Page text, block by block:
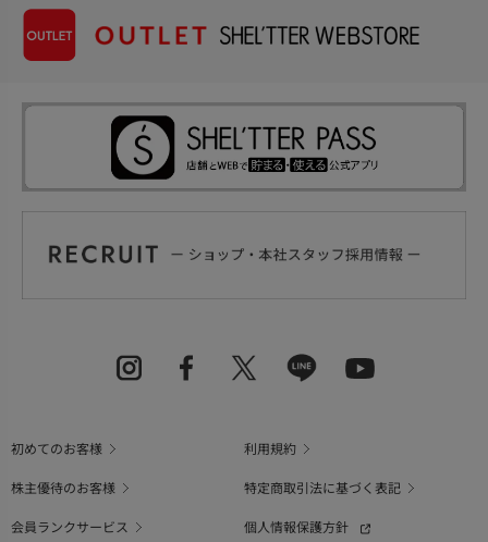
初めてのお客様
利用規約
株主優待のお客様
特定商取引法に基づく表記
会員ランクサービス
個人情報保護方針